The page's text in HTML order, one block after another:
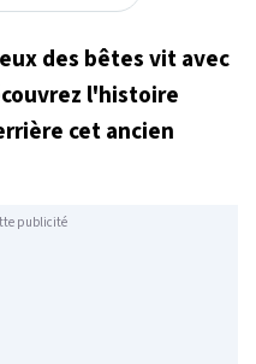
des bêtes vit avec
l'histoire
cet ancien
publicité